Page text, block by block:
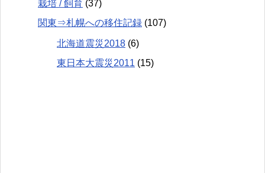
栽培 / 飼育 (37)
関東⇒札幌への移住記録 (107)
北海道震災2018 (6)
東日本大震災2011 (15)